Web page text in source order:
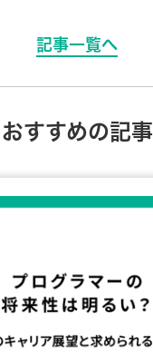
記事一覧へ
おすすめの記事